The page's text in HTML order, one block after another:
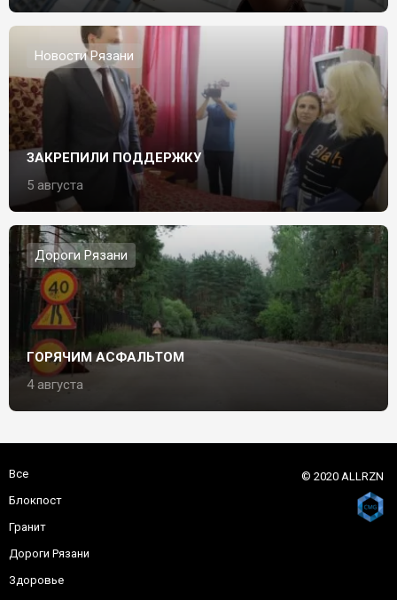
Новости Рязани
ЗАКРЕПИЛИ ПОДДЕРЖКУ
5 августа
Дороги Рязани
ГОРЯЧИМ АСФАЛЬТОМ
4 августа
Все
Блокпост
Гранит
Дороги Рязани
Здоровье
© 2020 ALLRZN